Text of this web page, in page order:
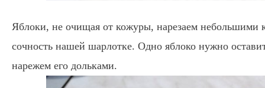
Яблоки, не очищая от кожуры, нарезаем
сочность нашей шарлотке. Одно яблоко нужно
нарежем его дольками.